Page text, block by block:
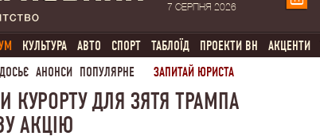
7 СЕРПНЯ 2026
КУЛЬТУРА АВТО СПОРТ ТАБЛОЇД ПРОЕКТИ ВН АКЦЕНТИ
ДОСЬЄ АНОНСИ ПОПУЛЯРНЕ ЗАПИТАЙ ЮРИСТА
КУРОРТУ ДЛЯ ЗЯТЯ ТРАМПА
АКЦІЮ